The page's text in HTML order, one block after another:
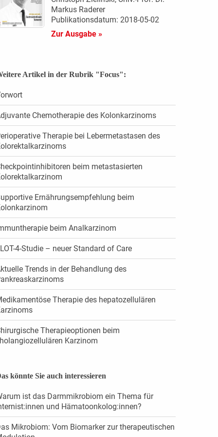
Markus Raderer
Publikationsdatum: 2018-05-02
Zur Ausgabe »
Artikel in der Rubrik "Focus":
Chemotherapie des Kolonkarzinoms
Therapie bei Lebermetastasen des
beim metastasierten
Ernährungsempfehlung beim
beim Analkarzinom
4-Studie – neuer Standard of Care
Trends in der Behandlung des
Therapie des hepatozellulären
Therapieoptionen beim
Karzinom
könnte Sie auch interessieren
ist das Darmmikrobiom ein Thema für
und Hämatoonkolog:innen?
Mikrobiom: Vom Biomarker zur therapeutischen